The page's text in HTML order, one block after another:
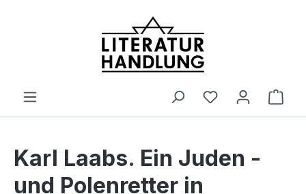
Karl Laabs. Ein Juden -
und Polenretter in